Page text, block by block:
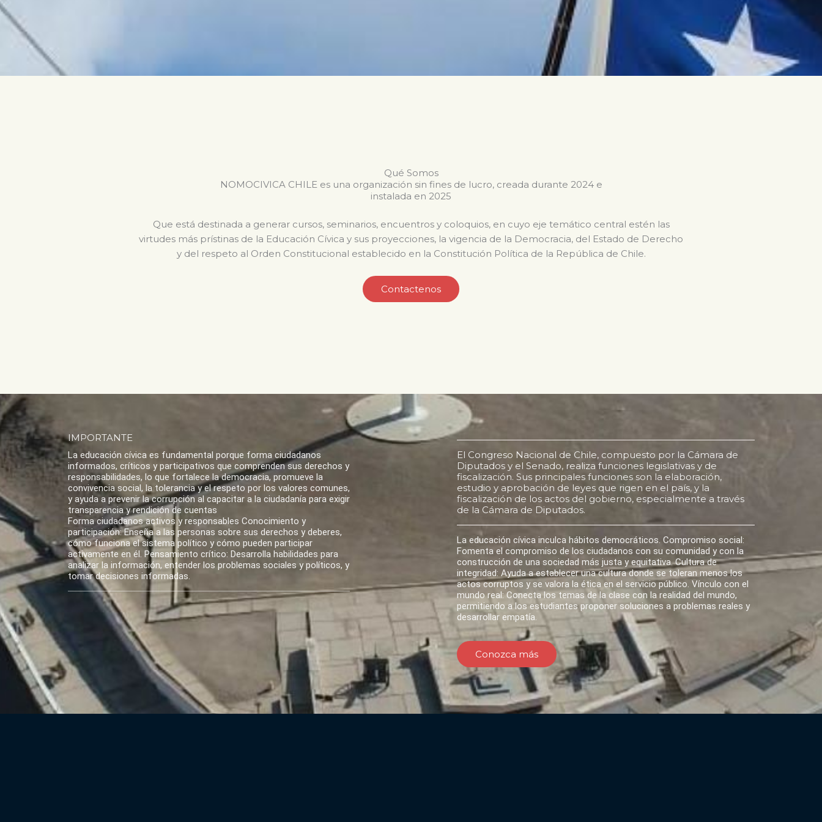
Qué Somos
NOMOCIVICA CHILE es una organización sin fines de lucro, creada durante 2024 e
instalada en 2025
Que está destinada a generar cursos, seminarios, encuentros y coloquios, en cuyo eje temático central estén las
virtudes más prístinas de la Educación Cívica y sus proyecciones, la vigencia de la Democracia, del Estado de Derecho
y del respeto al Orden Constitucional establecido en la Constitución Política de la República de Chile.
Contactenos
IMPORTANTE
La educación cívica es fundamental porque forma ciudadanos
informados, críticos y participativos que comprenden sus derechos y
responsabilidades, lo que fortalece la democracia, promueve la
convivencia social, la tolerancia y el respeto por los valores comunes,
y ayuda a prevenir la corrupción al capacitar a la ciudadanía para exigir
transparencia y rendición de cuentas
Forma ciudadanos activos y responsables Conocimiento y
participación: Enseña a las personas sobre sus derechos y deberes,
cómo funciona el sistema político y cómo pueden participar
activamente en él. Pensamiento crítico: Desarrolla habilidades para
analizar la información, entender los problemas sociales y políticos, y
tomar decisiones informadas.
El Congreso Nacional de Chile, compuesto por la Cámara de
Diputados y el Senado, realiza funciones legislativas y de
fiscalización. Sus principales funciones son la elaboración,
estudio y aprobación de leyes que rigen en el país, y la
fiscalización de los actos del gobierno, especialmente a través
de la Cámara de Diputados.
La educación cívica inculca hábitos democráticos. Compromiso social:
Fomenta el compromiso de los ciudadanos con su comunidad y con la
construcción de una sociedad más justa y equitativa. Cultura de
integridad: Ayuda a establecer una cultura donde se toleran menos los
actos corruptos y se valora la ética en el servicio público. Vínculo con el
mundo real: Conecta los temas de la clase con la realidad del mundo,
permitiendo a los estudiantes proponer soluciones a problemas reales y
desarrollar empatía.
Conozca más